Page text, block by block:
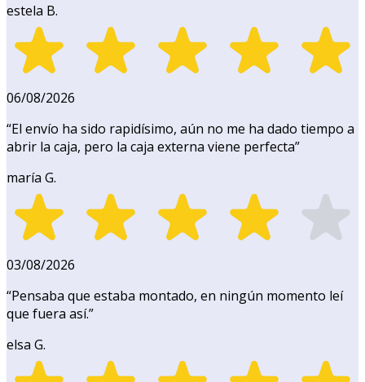
estela B.
06/08/2026
“El envío ha sido rapidísimo, aún no me ha dado tiempo a
abrir la caja, pero la caja externa viene perfecta”
maría G.
03/08/2026
“Pensaba que estaba montado, en ningún momento leí
que fuera así.”
elsa G.